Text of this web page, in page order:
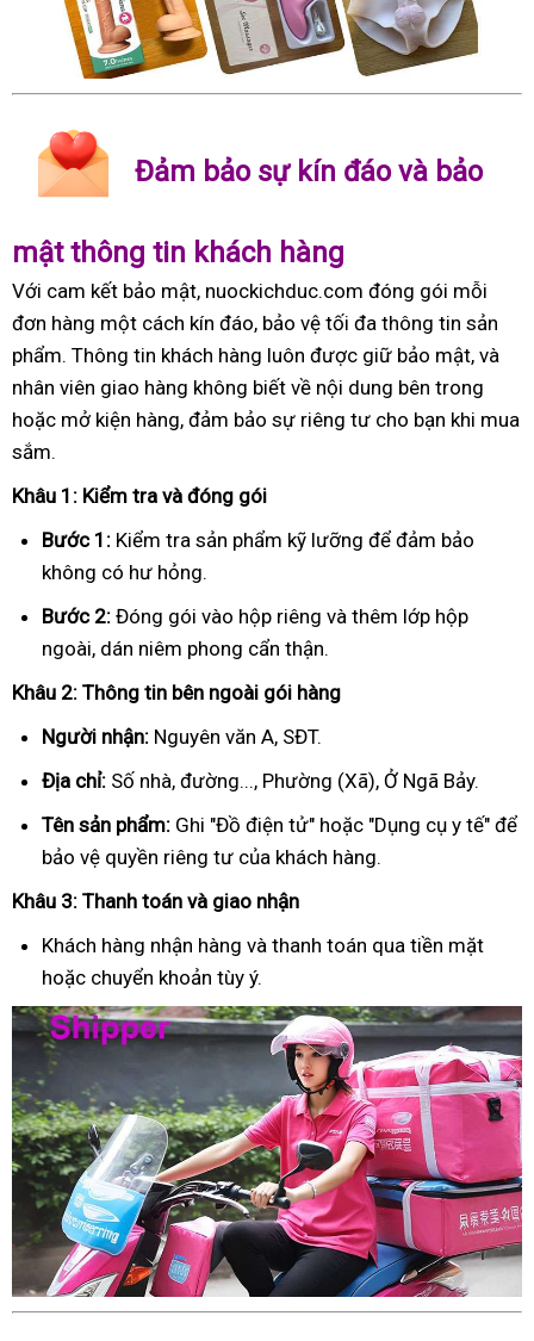
Đảm bảo sự kín đáo và bảo
mật thông tin khách hàng
Với cam kết bảo mật, nuockichduc.com đóng gói mỗi
đơn hàng một cách kín đáo, bảo vệ tối đa thông tin sản
phẩm. Thông tin khách hàng luôn được giữ bảo mật, và
nhân viên giao hàng không biết về nội dung bên trong
hoặc mở kiện hàng, đảm bảo sự riêng tư cho bạn khi mua
sắm.
Khâu 1: Kiểm tra và đóng gói
Bước 1: Kiểm tra sản phẩm kỹ lưỡng để đảm bảo
không có hư hỏng.
Bước 2: Đóng gói vào hộp riêng và thêm lớp hộp
ngoài, dán niêm phong cẩn thận.
Khâu 2: Thông tin bên ngoài gói hàng
Người nhận: Nguyên văn A, SĐT.
Địa chỉ: Số nhà, đường..., Phường (Xã), Ở Ngã Bảy.
Tên sản phẩm: Ghi "Đồ điện tử" hoặc "Dụng cụ y tế" để
bảo vệ quyền riêng tư của khách hàng.
Khâu 3: Thanh toán và giao nhận
Khách hàng nhận hàng và thanh toán qua tiền mặt
hoặc chuyển khoản tùy ý.